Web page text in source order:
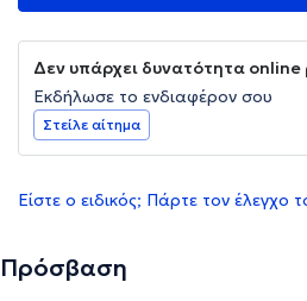
Δεν υπάρχει δυνατότητα online
Εκδήλωσε το ενδιαφέρον σου
Στείλε αίτημα
Είστε ο ειδικός; Πάρτε τον έλεγχο
Πρόσβαση